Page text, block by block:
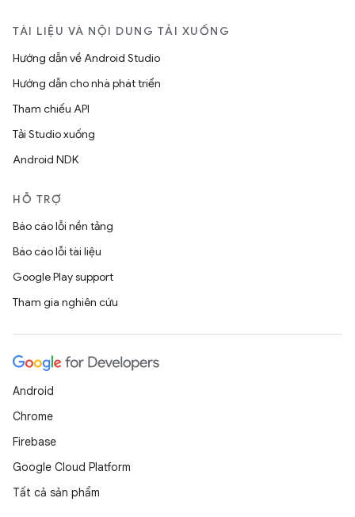
TÀI LIỆU VÀ NỘI DUNG TẢI XUỐNG
Hướng dẫn về Android Studio
Hướng dẫn cho nhà phát triển
Tham chiếu API
Tải Studio xuống
Android NDK
HỖ TRỢ
Báo cáo lỗi nền tảng
Báo cáo lỗi tài liệu
Google Play support
Tham gia nghiên cứu
Android
Chrome
Firebase
Google Cloud Platform
Tất cả sản phẩm